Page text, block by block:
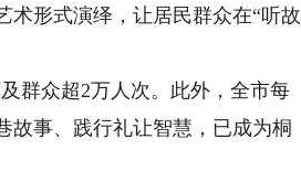
术形式演绎，让居民群众在“听故
群众超2万人次。此外，全市每
故事、践行礼让智慧，已成为桐